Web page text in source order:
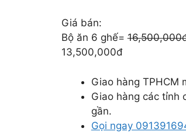
Giá bán:
Bộ ăn 6 ghế=
13,500,000đ
Giao hàng TPHCM
Giao hàng các tỉnh
gần.
Gọi ngay